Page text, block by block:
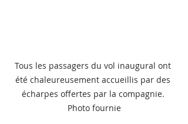
Tous les passagers du vol inaugural ont
été chaleureusement accueillis par des
écharpes offertes par la compagnie.
Photo fournie